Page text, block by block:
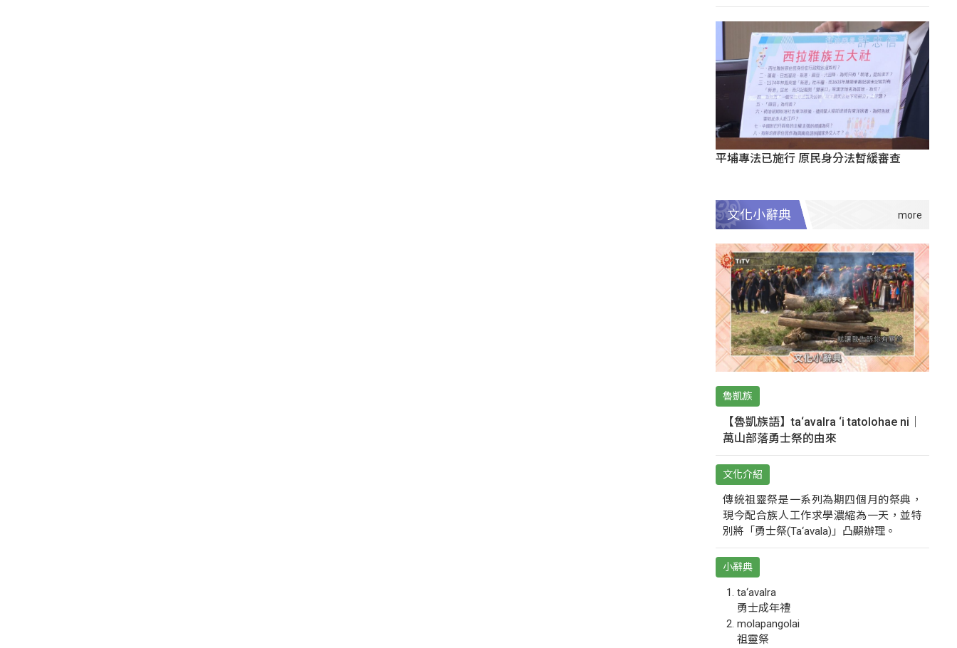
平埔專法已施行 原民身分法暫緩審查
文化小辭典
魯凱族
【魯凱族語】ta‘avalra ‘i tatolohae ni｜
萬山部落勇士祭的由來
文化介紹
傳統祖靈祭是一系列為期四個月的祭典，
現今配合族人工作求學濃縮為一天，並特
別將「勇士祭(Ta‘avala)」凸顯辦理。
小辭典
ta‘avalra
勇士成年禮
molapangolai
祖靈祭